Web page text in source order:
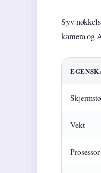
Syv
kamera og
Vekt
Prosessor